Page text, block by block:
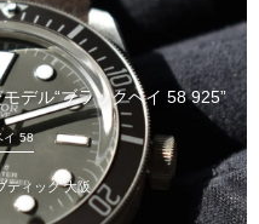
デル“ブラックベイ 58 925”
イ 58
ティック 大阪